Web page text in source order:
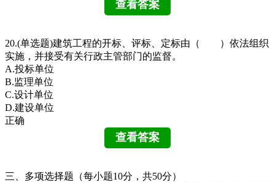
20.(单选题)建筑工程的开标、评标、定标由（ ）依法组织
实施，并接受有关行政主管部门的监督。
A.投标单位
B.监理单位
C.设计单位
D.建设单位
正确
三、多项选择题（每小题10分，共50分）